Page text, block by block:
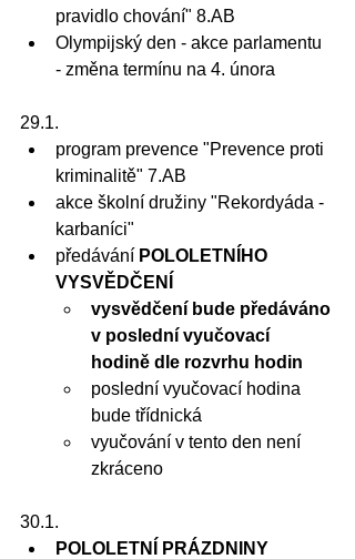
pravidlo chování" 8.AB
Olympijský den - akce parlamentu
- změna termínu na 4. února
29.1.
program prevence "Prevence proti
kriminalitě" 7.AB
akce školní družiny "Rekordyáda -
karbaníci"
předávání POLOLETNÍHO
VYSVĚDČENÍ
vysvědčení bude předáváno
v poslední vyučovací
hodině dle rozvrhu hodin
poslední vyučovací hodina
bude třídnická
vyučování v tento den není
zkráceno
30.1.
POLOLETNÍ PRÁZDNINY